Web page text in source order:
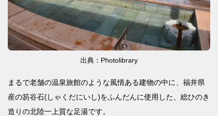
出典：Photolibrary
まるで老舗の温泉旅館のような風情ある建物の中に、福井県
産の笏谷石(しゃくだにいし)をふんだんに使用した、総ひのき
造りの北陸一上質な足湯です。